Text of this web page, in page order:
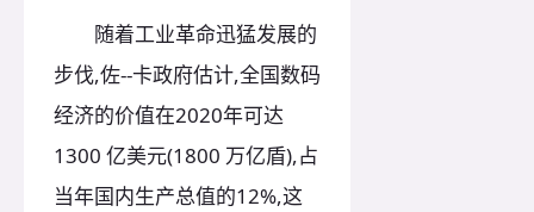
随着工业革命迅猛发展的
步伐,佐--卡政府估计,全国数码
经济的价值在2020年可达
1300 亿美元(1800 万亿盾),占
当年国内生产总值的12%,这